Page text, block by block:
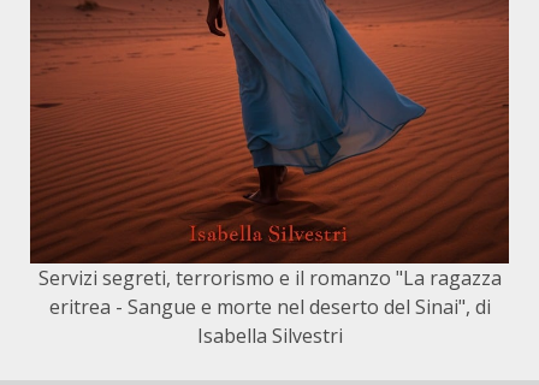
Servizi segreti, terrorismo e il romanzo "La ragazza
eritrea - Sangue e morte nel deserto del Sinai", di
Isabella Silvestri